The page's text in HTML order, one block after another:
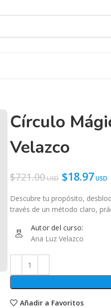
Círculo
Velazco
$721.00 $18.97
Descubre tu propósito,
través de un método claro,
Autor del curso:
Ana Luz Velazco
Añadir a Favoritos